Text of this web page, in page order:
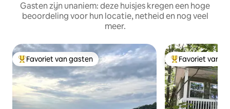
Gasten zijn unaniem: deze huisjes kregen een hoge
beoordeling voor hun locatie, netheid en nog veel
meer.
Topfavoriet van gasten
Favoriet van gasten Topfavoriet van
Favoriet van